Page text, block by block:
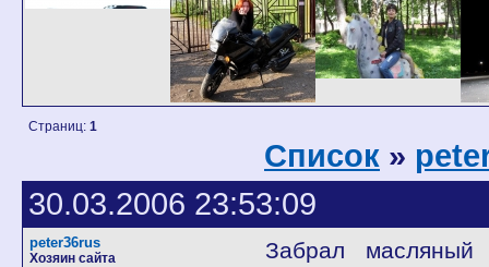
Страниц: 1
Список »
30.03.2006 23:53:09
peter36rus
Хозяин сайта
Забрал